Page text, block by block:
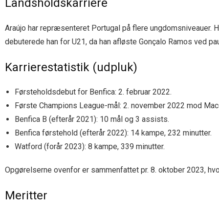
Landsholdskarriere
Araújo har repræsenteret Portugal på flere ungdomsniveauer.
debuterede han for U21, da han afløste Gonçalo Ramos ved
Karrierestatistik (udpluk)
Førsteholdsdebut for Benfica: 2. februar 2022.
Første Champions League-mål: 2. november 2022 mod
Benfica B (efterår 2021): 10 mål og 3 assists.
Benfica førstehold (efterår 2022): 14 kampe, 232 minutter.
Watford (forår 2023): 8 kampe, 339 minutter.
Opgørelserne ovenfor er sammenfattet pr. 8. oktober 2023,
Meritter